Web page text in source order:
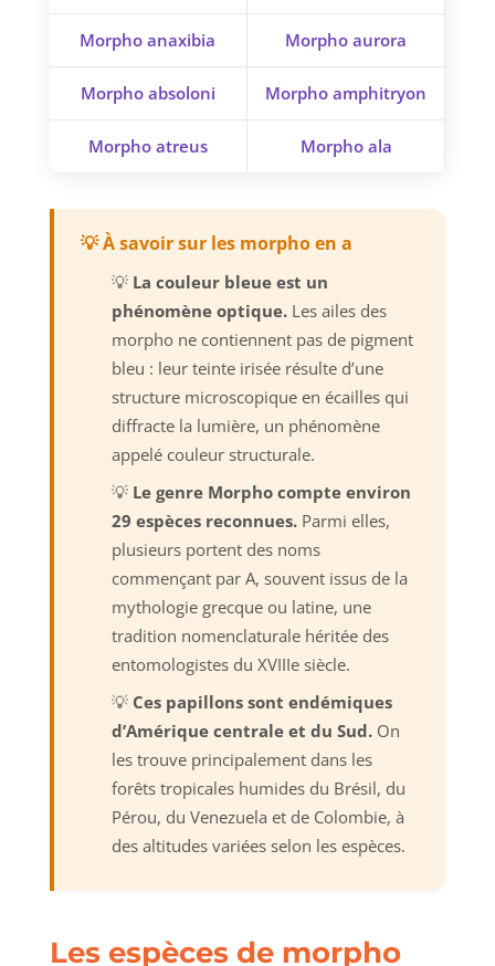
Morpho anaxibia Morpho aurora
Morpho absoloni Morpho amphitryon
Morpho atreus Morpho ala
💡 À savoir sur les morpho en a
💡 La couleur bleue est un
phénomène optique.Les ailes des
morpho ne contiennent pas de pigment
bleu : leur teinte irisée résulte d’une
structure microscopique en écailles qui
diffracte la lumière, un phénomène
appelé couleur structurale.
💡 Le genre Morpho compte environ
29 espèces reconnues.Parmi elles,
plusieurs portent des noms
commençant par A, souvent issus de la
mythologie grecque ou latine, une
tradition nomenclaturale héritée des
entomologistes du XVIIIe siècle.
💡 Ces papillons sont endémiques
d’Amérique centrale et du Sud.On
les trouve principalement dans les
forêts tropicales humides du Brésil, du
Pérou, du Venezuela et de Colombie, à
des altitudes variées selon les espèces.
Les espèces de morpho